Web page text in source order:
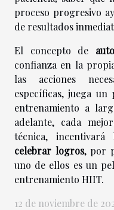
proceso progresivo
de resultados
El concepto de
confianza en la
las acciones
específicas, juega
entrenamiento a
adelante, cada
técnica,
celebrar logros, por
uno de ellos es un
entrenamiento HIIT.
12 de noviembre de